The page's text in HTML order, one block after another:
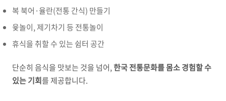
복 북어·율란(전통 간식) 만들기
윷놀이, 제기차기 등 전통놀이
휴식을 취할 수 있는 쉼터 공간
단순히 음식을 맛보는 것을 넘어,한국 전통문화를 몸소 경험할 수
있는 기회를 제공합니다.